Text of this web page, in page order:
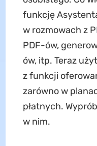
funkcję
w rozmowach z
PDF-ów,
ów, itp. Teraz
z funkcji
zarówno w
płatnych.
w nim.